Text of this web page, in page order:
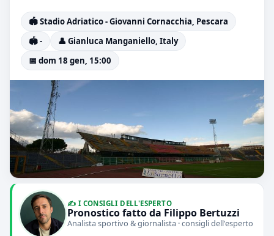
🏟️ Stadio Adriatico - Giovanni Cornacchia, Pescara
🏟️ -
👤 Gianluca Manganiello, Italy
📅 dom 18 gen, 15:00
✍️ I CONSIGLI DELL'ESPERTO
Pronostico fatto da Filippo Bertuzzi
Analista sportivo & giornalista · consigli dell'esperto